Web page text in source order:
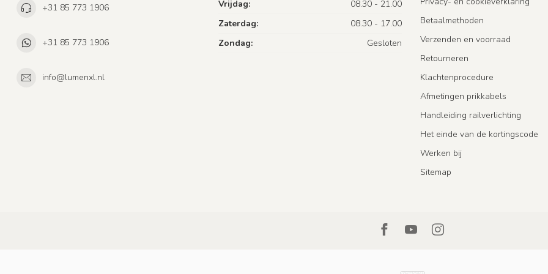
+31 85 773 1906
+31 85 773 1906
info@lumenxl.nl
Vrijdag:
08.30 - 21.00
Zaterdag:
08.30 - 17.00
Zondag:
Gesloten
Betaalmethoden
Verzenden en voorraad
Retourneren
Klachtenprocedure
Afmetingen prikkabels
Handleiding railverlichting
Het einde van de kortingscode
Werken bij
Sitemap